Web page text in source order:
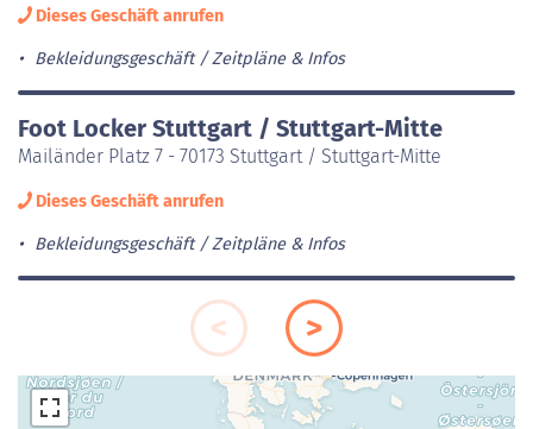
Dieses Geschäft anrufen
Bekleidungsgeschäft Zeitpläne & Infos
Foot Locker Stuttgart / Stuttgart-Mitte
Mailänder Platz 7 - 70173 Stuttgart / Stuttgart-Mitte
Dieses Geschäft anrufen
Bekleidungsgeschäft Zeitpläne & Infos